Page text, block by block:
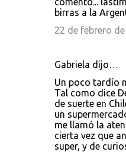
birras a la
22 de febrero
Gabriela dijo…
Un poco tardío
Tal como dice
de suerte en
un
me llamó la
cierta vez que
super, y de